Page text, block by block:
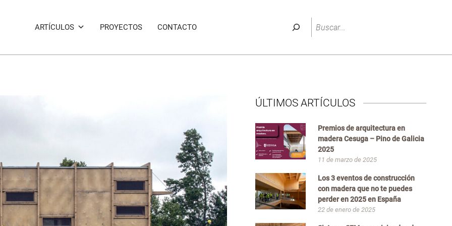
ARTÍCULOS PROYECTOS CONTACTO Buscar
ÚLTIMOS ARTÍCULOS
Premios de arquitectura en
madera Cesuga – Pino de Galicia
2025
11 de marzo de 2025
Los 3 eventos de construcción
con madera que no te puedes
perder en 2025 en España
22 de enero de 2025